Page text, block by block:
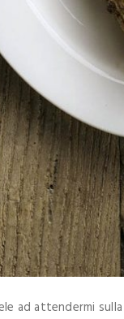
ad attendermi sulla